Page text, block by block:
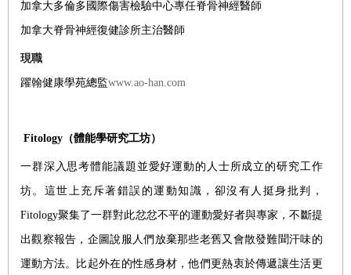
加拿大多倫多國際傷害檢驗中心專任脊骨神經醫師
加拿大脊骨神經復健診所主治醫師
現職
躍翰健康學苑總監www.ao-han.com
Fitology （體能學研究工坊）
一群深入思考體能議題並愛好運動的人士所成立的研究工作
坊。這世上充斥著錯誤的運動知識，卻沒有人挺身批判，
Fitology聚集了一群對此忿忿不平的運動愛好者與專家，不斷提
出觀察報告，企圖說服人們放棄那些老舊又會散發難聞汗味的
運動方法。比起外在的性感身材，他們更熱衷於傳遞讓生活更